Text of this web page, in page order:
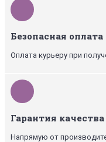
Безопасная оплата
Оплата курьеру при
Гарантия качества
Напрямую от